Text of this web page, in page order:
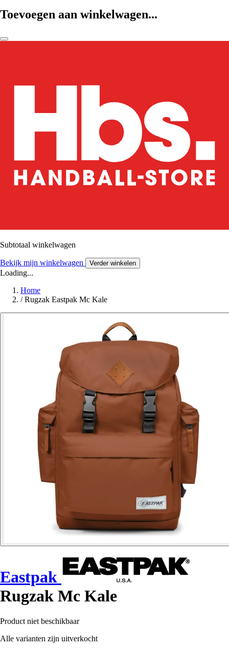
Toevoegen aan winkelwagen...
Subtotaal winkelwagen
Bekijk mijn winkelwagen Verder winkelen
Loading...
Home
/ Rugzak Eastpak Mc Kale
Eastpak
Rugzak Mc Kale
Product niet beschikbaar
Alle varianten zijn uitverkocht